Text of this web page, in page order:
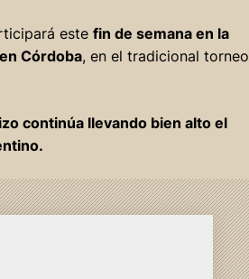
este fin de semana en la
Córdoba, en el tradicional torneo
continúa llevando bien alto el